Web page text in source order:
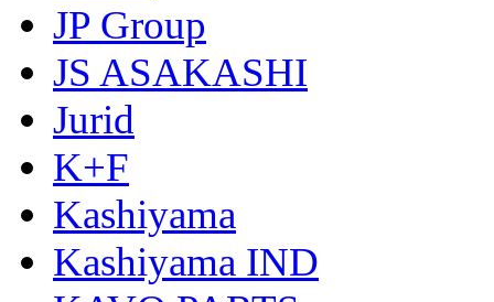
JP Group
JS ASAKASHI
Jurid
K+F
Kashiyama
Kashiyama IND